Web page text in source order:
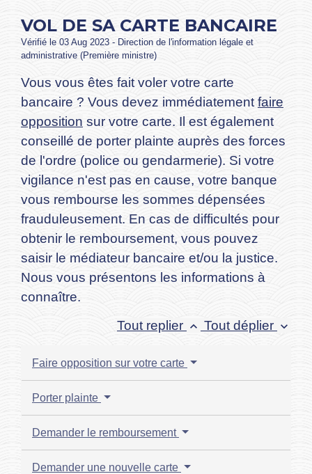
VOL DE SA CARTE BANCAIRE
Vérifié le 03 Aug 2023 - Direction de l'information légale et
administrative (Première ministre)
Vous vous êtes fait voler votre carte
bancaire ? Vous devez immédiatement faire
opposition sur votre carte. Il est également
conseillé de porter plainte auprès des forces
de l'ordre (police ou gendarmerie). Si votre
vigilance n'est pas en cause, votre banque
vous rembourse les sommes dépensées
frauduleusement. En cas de difficultés pour
obtenir le remboursement, vous pouvez
saisir le médiateur bancaire et/ou la justice.
Nous vous présentons les informations à
connaître.
Tout replier keyboard_arrow_up Tout déplier keyboard_arrow_down
Faire opposition sur votre carte
Porter plainte
Demander le remboursement
Demander une nouvelle carte